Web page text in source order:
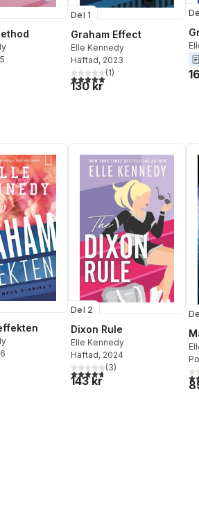
Totalt antal röster:
Del 1
Graham Effect
Elle Kennedy
Häftad, 2023
5,0utav 5 stjärnor. Totalt antal
(1)
130 kr
Totalt antal röster:
Del 2
Dixon Rule
Elle Kennedy
Häftad, 2024
4,7utav 5 stjärnor. Totalt antal
(3)
143 kr